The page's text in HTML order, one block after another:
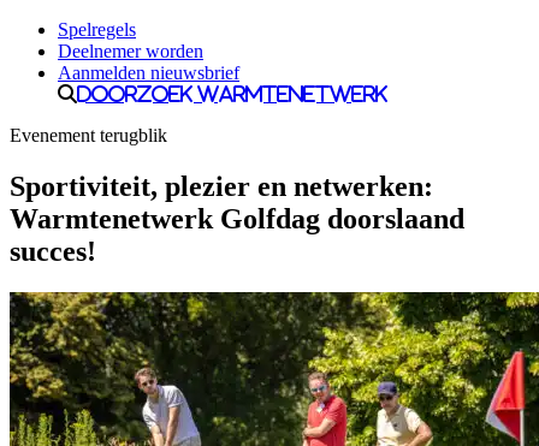
Spelregels
Deelnemer worden
Aanmelden nieuwsbrief
Doorzoek Warmtenetwerk
Evenement terugblik
Sportiviteit, plezier en netwerken:
Warmtenetwerk Golfdag doorslaand
succes!